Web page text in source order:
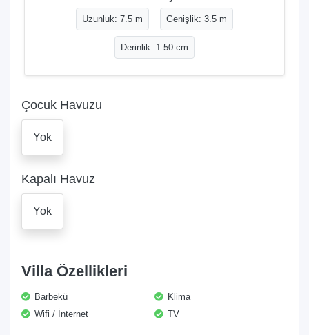
Uzunluk: 7.5 m Genişlik: 3.5 m
Derinlik: 1.50 cm
Çocuk Havuzu
Yok
Kapalı Havuz
Yok
Villa Özellikleri
Barbekü
Klima
Wifi / İnternet
TV